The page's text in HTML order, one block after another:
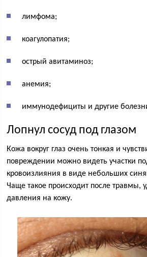
лимфома;
коагулопатия;
острый авитаминоз;
анемия;
иммунодефициты и другие
Лопнул сосуд под глазом
Кожа вокруг глаз очень тонкая и
повреждении можно видеть участки
кровоизлияния в виде небольших
Чаще такое происходит после травмы,
давления на кожу.